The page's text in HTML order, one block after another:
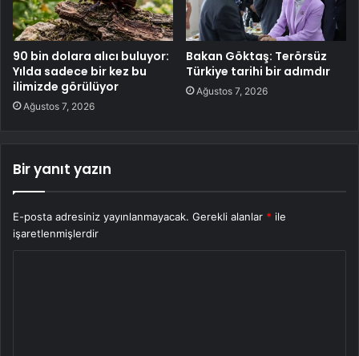
90 bin dolara alıcı buluyor:
Yılda sadece bir kez bu
ilimizde görülüyor
Ağustos 7, 2026
Bakan Göktaş: Terörsüz
Türkiye tarihi bir adımdır
Ağustos 7, 2026
Bir yanıt yazın
E-posta adresiniz yayınlanmayacak. Gerekli alanlar * ile
işaretlenmişlerdir